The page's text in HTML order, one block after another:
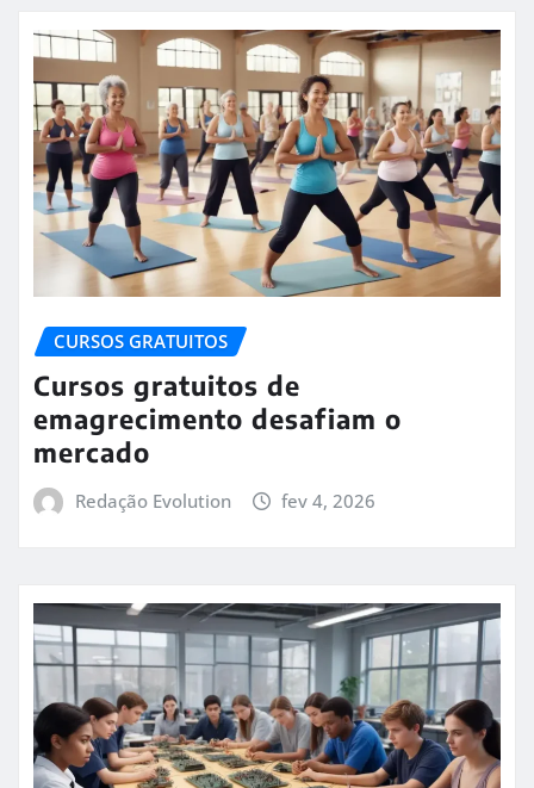
CURSOS GRATUITOS
Cursos gratuitos de
emagrecimento desafiam o
mercado
Redação Evolution fev 4, 2026